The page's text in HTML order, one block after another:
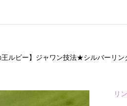
王ルビー】ジャワン技法★シルバーリ
リ